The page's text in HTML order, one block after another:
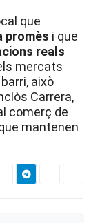
que
promès i que
reals
mercats
això
Carrera,
comerç de
mantenen